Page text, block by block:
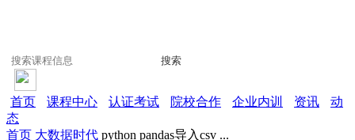
搜索
首页 课程中心 认证考试 院校合作 企业内训 资讯
动
态
首页 大数据时代 python pandas导入csv ...